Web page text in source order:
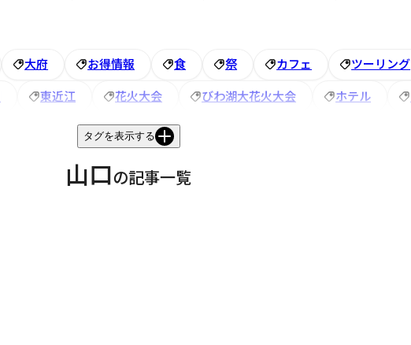
大府 お得情報 食 祭 カフェ ツーリング
東近江 花火大会 びわ湖大花火大会 ホテル
お祭り 音楽フェス
＃電話応対
タグを表示する
山口の記事一覧